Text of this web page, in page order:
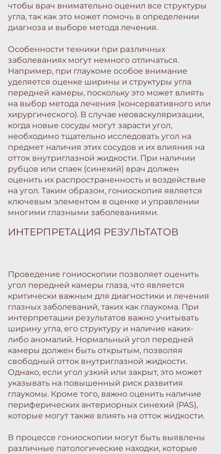
чтобы врач внимательно оценил все структуры
угла, так как это может помочь в определении
диагноза и выборе метода лечения.
Особенности техники при различных
заболеваниях могут немного отличаться.
Например, при глаукоме особое внимание
уделяется оценке ширины и структуры угла
передней камеры, поскольку это может влиять
на выбор метода лечения (консервативного или
хирургического). В случае неоваскуляризации,
когда новые сосуды могут зарасти угол,
необходимо тщательно исследовать угол на
предмет наличия этих сосудов и их влияния на
отток внутриглазной жидкости. При наличии
рубцов или спаек (синехий) врач должен
оценить их распространенность и воздействие
на угол. Таким образом, гониоскопия является
ключевым элементом в оценке и управлении
многими глазными заболеваниями.
ИНТЕРПРЕТАЦИЯ РЕЗУЛЬТАТОВ
Проведение гониоскопии позволяет оценить
угол передней камеры глаза, что является
критически важным для диагностики и лечения
глазных заболеваний, таких как глаукома. При
интерпретации результатов важно учитывать
ширину угла, его структуру и наличие каких-
либо аномалий. Нормальный угол передней
камеры должен быть открытым, позволяя
свободный отток внутриглазной жидкости.
Однако, если угол узкий или закрыт, это может
указывать на повышенный риск развития
глаукомы. Кроме того, важно оценить наличие
периферических антериорных синехий (PAS),
которые могут также влиять на отток жидкости.
В процессе гониоскопии могут быть выявлены
различные патологические находки, которые